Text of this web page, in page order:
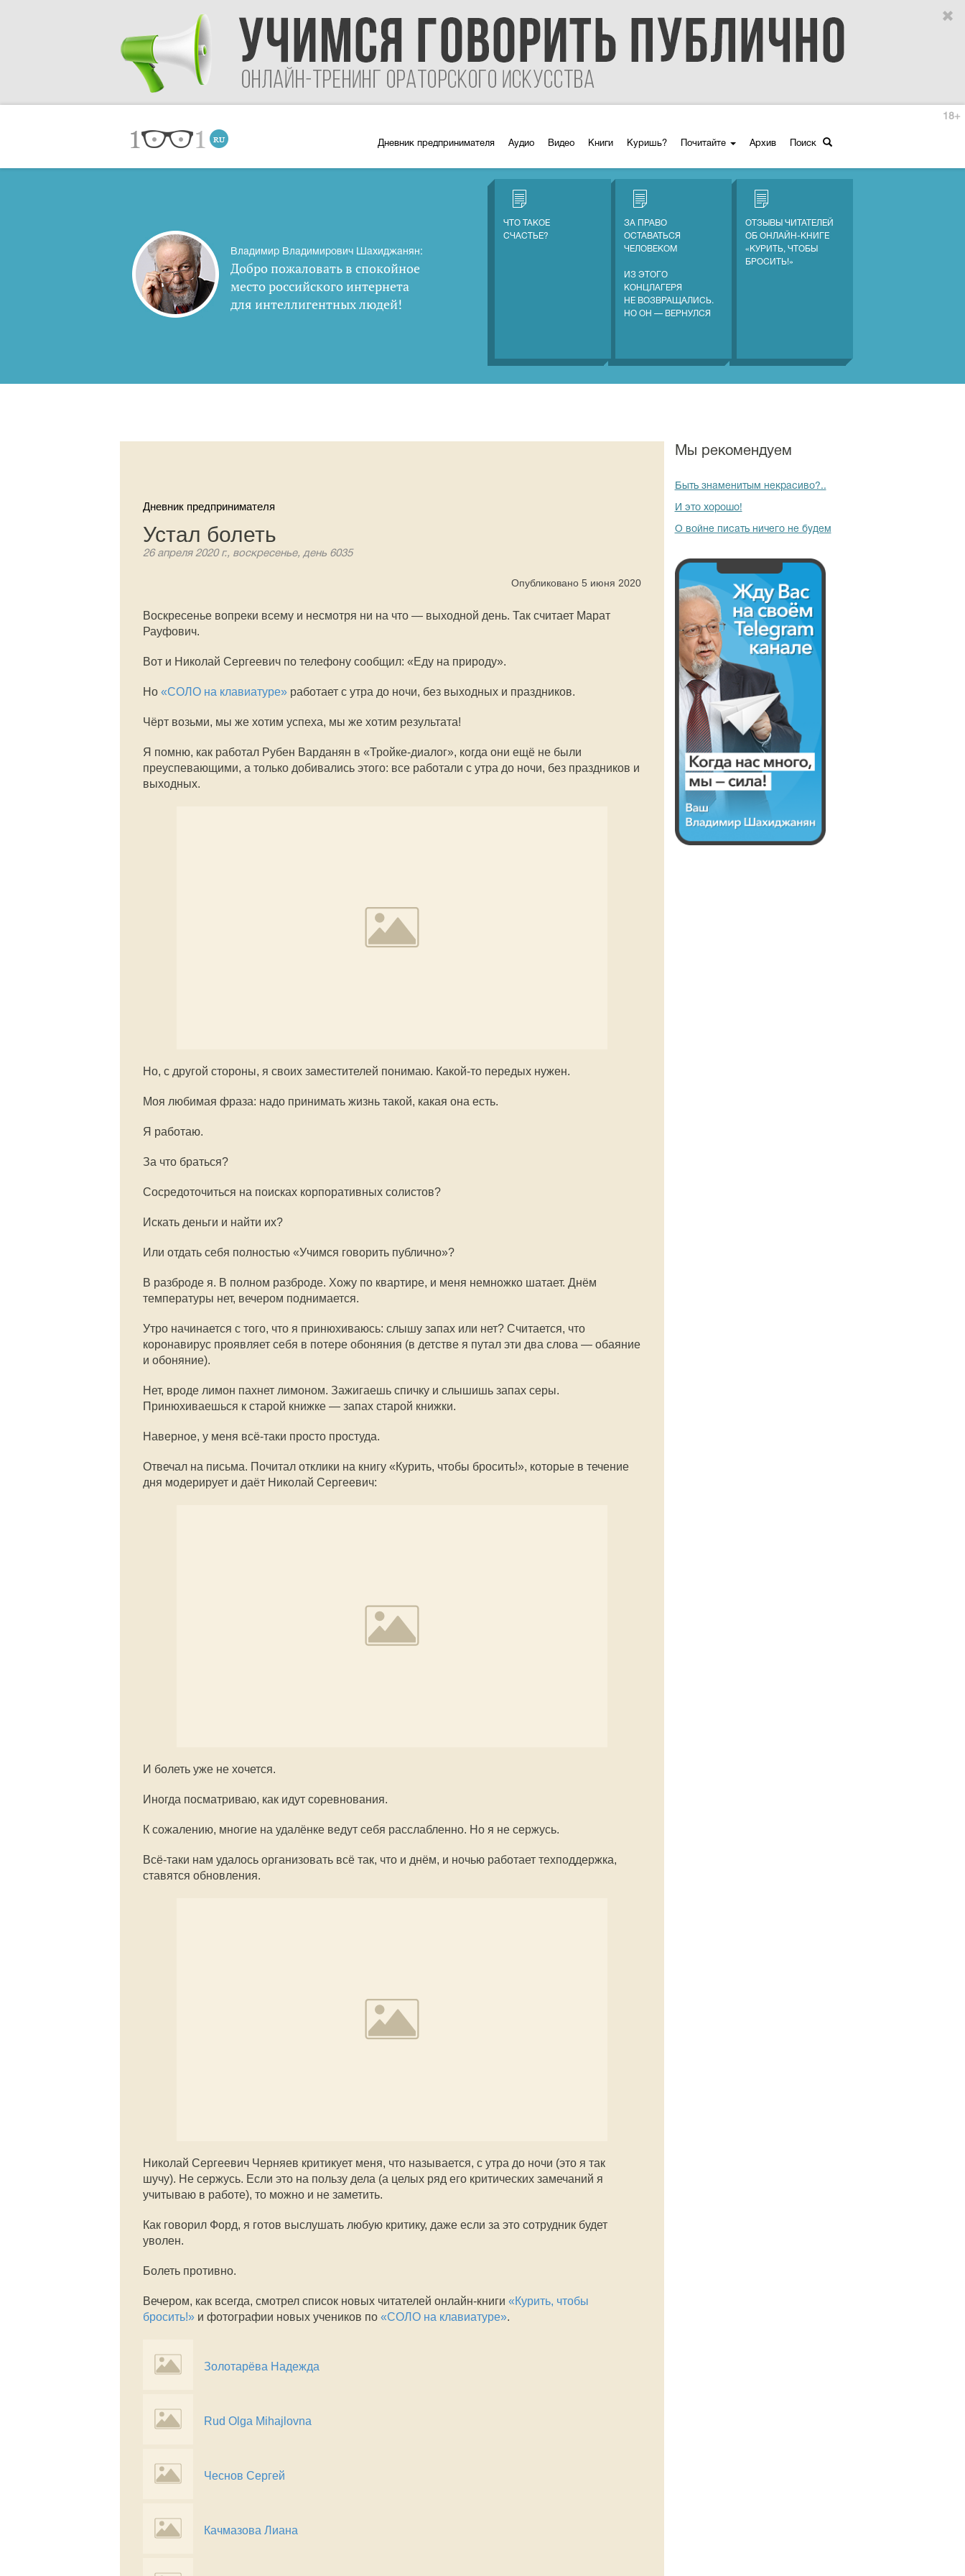
Дневник предпринимателя Аудио Видео Книги Куришь? Почитайте Архив Поиск
18+
Владимир Владимирович Шахиджанян:
Добро пожаловать в спокойное
место российского интернета
для интеллигентных людей!
ЧТО ТАКОЕ
СЧАСТЬЕ?
ЗА ПРАВО
ОСТАВАТЬСЯ
ЧЕЛОВЕКОМ
ИЗ ЭТОГО
КОНЦЛАГЕРЯ
НЕ ВОЗВРАЩАЛИСЬ.
НО ОН — ВЕРНУЛСЯ
ОТЗЫВЫ ЧИТАТЕЛЕЙ
ОБ ОНЛАЙН-КНИГЕ
«КУРИТЬ, ЧТОБЫ
БРОСИТЬ!»
Дневник предпринимателя
Устал болеть
26 апреля 2020 г., воскресенье, день 6035
Опубликовано 5 июня 2020
Воскресенье вопреки всему и несмотря ни на что — выходной день. Так считает Марат
Рауфович.
Вот и Николай Сергеевич по телефону сообщил: «Еду на природу».
Но «СОЛО на клавиатуре» работает с утра до ночи, без выходных и праздников.
Чёрт возьми, мы же хотим успеха, мы же хотим результата!
Я помню, как работал Рубен Варданян в «Тройке-диалог», когда они ещё не были
преуспевающими, а только добивались этого: все работали с утра до ночи, без праздников и
выходных.
Но, с другой стороны, я своих заместителей понимаю. Какой-то передых нужен.
Моя любимая фраза: надо принимать жизнь такой, какая она есть.
Я работаю.
За что браться?
Сосредоточиться на поисках корпоративных солистов?
Искать деньги и найти их?
Или отдать себя полностью «Учимся говорить публично»?
В разброде я. В полном разброде. Хожу по квартире, и меня немножко шатает. Днём
температуры нет, вечером поднимается.
Утро начинается с того, что я принюхиваюсь: слышу запах или нет? Считается, что
коронавирус проявляет себя в потере обоняния (в детстве я путал эти два слова — обаяние
и обоняние).
Нет, вроде лимон пахнет лимоном. Зажигаешь спичку и слышишь запах серы.
Принюхиваешься к старой книжке — запах старой книжки.
Наверное, у меня всё-таки просто простуда.
Отвечал на письма. Почитал отклики на книгу «Курить, чтобы бросить!», которые в течение
дня модерирует и даёт Николай Сергеевич:
И болеть уже не хочется.
Иногда посматриваю, как идут соревнования.
К сожалению, многие на удалёнке ведут себя расслабленно. Но я не сержусь.
Всё-таки нам удалось организовать всё так, что и днём, и ночью работает техподдержка,
ставятся обновления.
Николай Сергеевич Черняев критикует меня, что называется, с утра до ночи (это я так
шучу). Не сержусь. Если это на пользу дела (а целых ряд его критических замечаний я
учитываю в работе), то можно и не заметить.
Как говорил Форд, я готов выслушать любую критику, даже если за это сотрудник будет
уволен.
Болеть противно.
Вечером, как всегда, смотрел список новых читателей онлайн-книги «Курить, чтобы
бросить!» и фотографии новых учеников по «СОЛО на клавиатуре».
Золотарёва Надежда
Rud Olga Mihajlovna
Чеснов Сергей
Качмазова Лиана
Мы рекомендуем
Быть знаменитым некрасиво?..
И это хорошо!
О войне писать ничего не будем